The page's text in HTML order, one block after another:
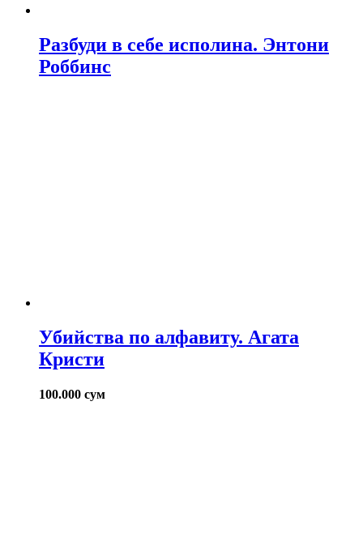
Разбуди в себе исполина. Энтони
Роббинс
Убийства по алфавиту. Агата
Кристи
100.000 сум